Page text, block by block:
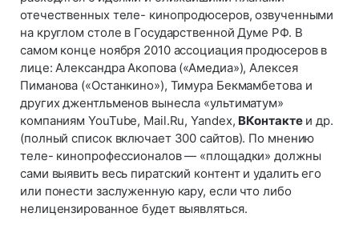
отечественных теле- кинопродюсеров, озвученными
на круглом столе в Государственной Думе РФ. В
самом конце ноября 2010 ассоциация продюсеров в
лице: Александра Акопова («Амедиа»), Алексея
Пиманова («Останкино»), Тимура Бекмамбетова и
других джентльменов вынесла «ультиматум»
компаниям YouTube, Mail.Ru, Yandex, ВКонтактеи др.
(полный список включает 300 сайтов). По мнению
теле- кинопрофессионалов — «площадки» должны
сами выявить весь пиратский контент и удалить его
или понести заслуженную кару, если что либо
нелицензированное будет выявляться.